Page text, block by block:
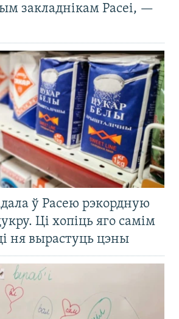
закладнікам Расеі, —
ў Расею рэкордную
Ці хопіць яго самім
ня вырастуць цэны